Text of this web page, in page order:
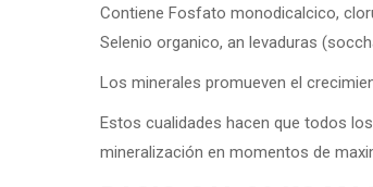
Contiene Fosfato monodicalcico,
Selenio organico, an levaduras
Los minerales promueven el
Estos cualidades hacen que todos
mineralización en momentos de